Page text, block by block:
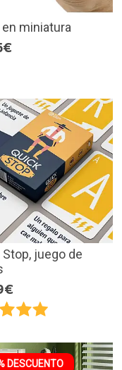
en miniatura
Stop, juego de
DESCUENTO